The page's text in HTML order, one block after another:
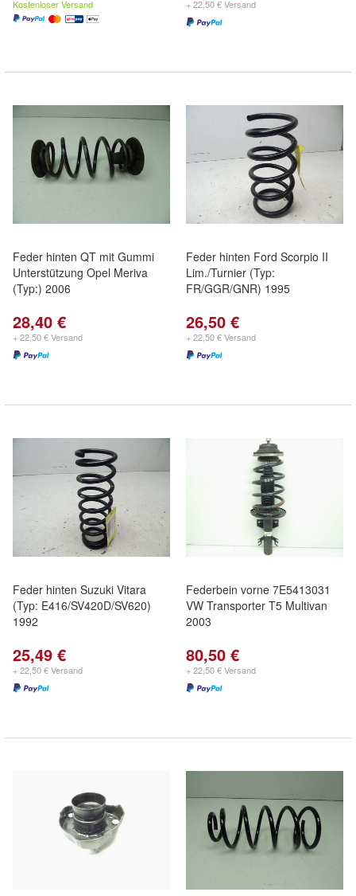
Kostenloser Versand + 22,50 € Versand
Feder hinten QT mit Gummi
Unterstützung Opel Meriva
(Typ:) 2006
28,40 €
+ 22,50 € Versand
Feder hinten Ford Scorpio II
Lim./Turnier (Typ:
FR/GGR/GNR) 1995
26,50 €
+ 22,50 € Versand
Feder hinten Suzuki Vitara
(Typ: E416/SV420D/SV620)
1992
25,49 €
+ 22,50 € Versand
Federbein vorne 7E5413031
VW Transporter T5 Multivan
2003
80,50 €
+ 22,50 € Versand